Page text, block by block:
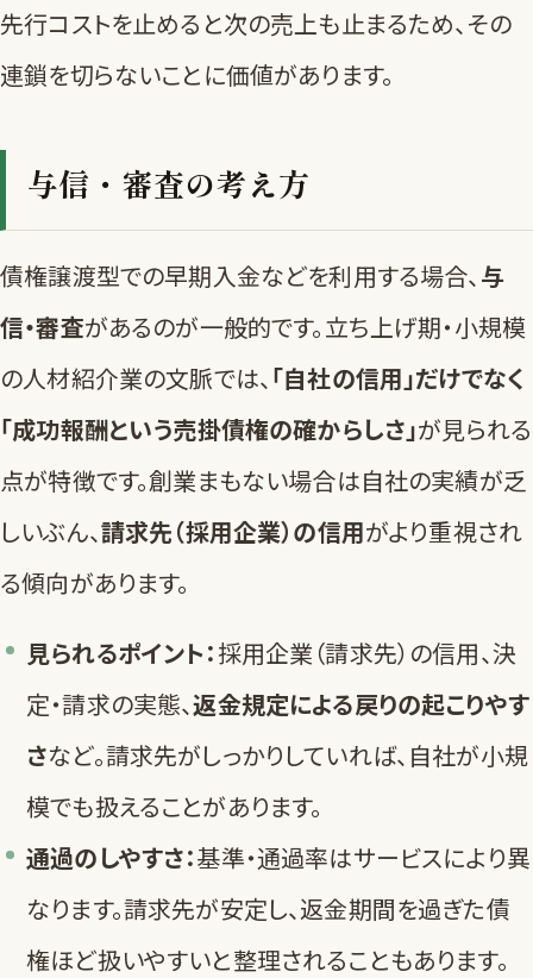
先行コストを止めると次の売上も止まるため、その
連鎖を切らないことに価値があります。
与信・審査の考え方
債権譲渡型での早期入金などを利用する場合、与
信・審査があるのが一般的です。立ち上げ期・小規模
の人材紹介業の文脈では、「自社の信用」だけでなく
「成功報酬という売掛債権の確からしさ」が見られる
点が特徴です。創業まもない場合は自社の実績が乏
しいぶん、請求先（採用企業）の信用がより重視され
る傾向があります。
見られるポイント：採用企業（請求先）の信用、決
定・請求の実態、返金規定による戻りの起こりやす
さなど。請求先がしっかりしていれば、自社が小規
模でも扱えることがあります。
通過のしやすさ：基準・通過率はサービスにより異
なります。請求先が安定し、返金期間を過ぎた債
権ほど扱いやすいと整理されることもあります。